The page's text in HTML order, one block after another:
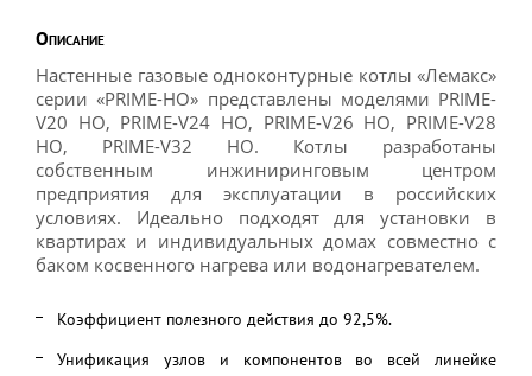
Описание
Настенные газовые одноконтурные котлы «Лемакс»
серии «PRIME-НО» представлены моделями PRIME-
V20 НО, PRIME-V24 НО, PRIME-V26 НО, PRIME-V28
НО, PRIME-V32 НО. Котлы разработаны
собственным инжиниринговым центром
предприятия для эксплуатации в российских
условиях. Идеально подходят для установки в
квартирах и индивидуальных домах совместно с
баком косвенного нагрева или водонагревателем.
Коэффициент полезного действия до 92,5%.
Унификация узлов и компонентов во всей линейке